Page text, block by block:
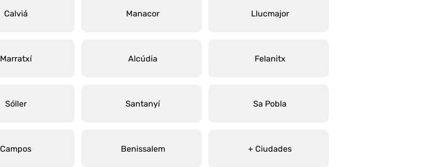
Calviá Manacor Llucmajor
Marratxí Alcúdia Felanitx
Sóller Santanyí Sa Pobla
Campos Benissalem + Ciudades